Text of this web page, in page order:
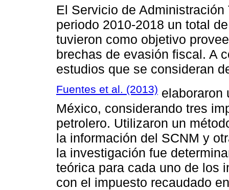
El Servicio de
periodo 2010-2018 un total
tuvieron como objetivo
brechas de evasión fiscal. A
estudios que se consideran
Fuentes et al. (2013) elaboraron
México, considerando tres
petrolero. Utilizaron un
la información del SCNM y
la investigación fue
teórica para cada uno de los
con el impuesto recaudado